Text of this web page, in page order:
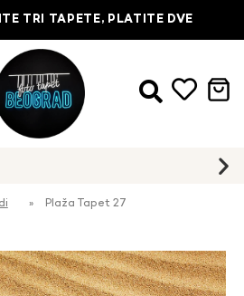
TRI TAPETE, PLATITE DVE
» Plaža Tapet 27